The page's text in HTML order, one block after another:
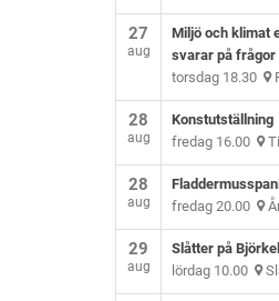
27
aug
Miljö och klimat
svarar på frågor
torsdag 18.30
28
aug
Konstutställning
fredag 16.00
28
aug
fredag 20.00
29
aug
Slåtter på
lördag 10.00